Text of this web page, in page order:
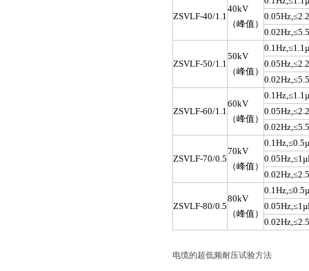
ZSVLF-40/1.1
40kV
（峰值）
ZSVLF-50/1.1
50kV
（峰值）
ZSVLF-60/1.1
60kV
（峰值）
ZSVLF-70/0.5
70kV
（峰值）
ZSVLF-80/0.5
80kV
（峰值）
电缆的超低频耐压试验方法